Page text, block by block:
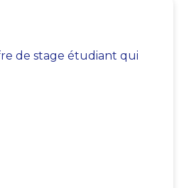
de stage étudiant qui